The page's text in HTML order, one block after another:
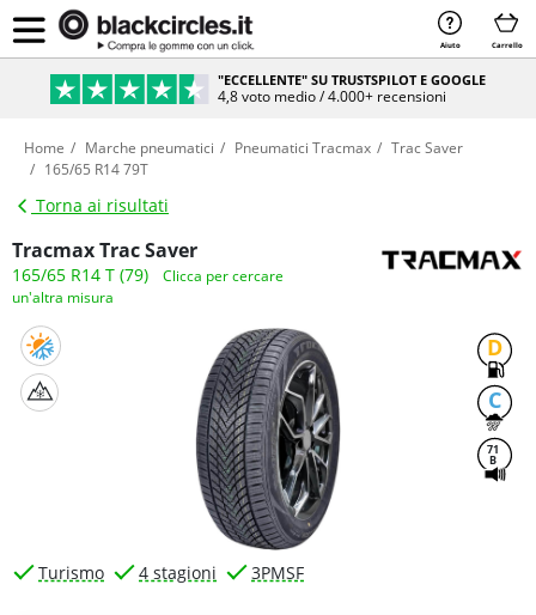
Aiuto Carrello
"ECCELLENTE" SU TRUSTSPILOT E GOOGLE
4,8 voto medio / 4.000+ recensioni
Home Marche pneumatici Pneumatici Tracmax
Trac Saver
165/65 R14 79T
Torna ai risultati
Tracmax Trac Saver
165/65 R14 T (79)
Clicca per cercare
un'altra misura
D
C
71
B
Turismo 4 stagioni 3PMSF